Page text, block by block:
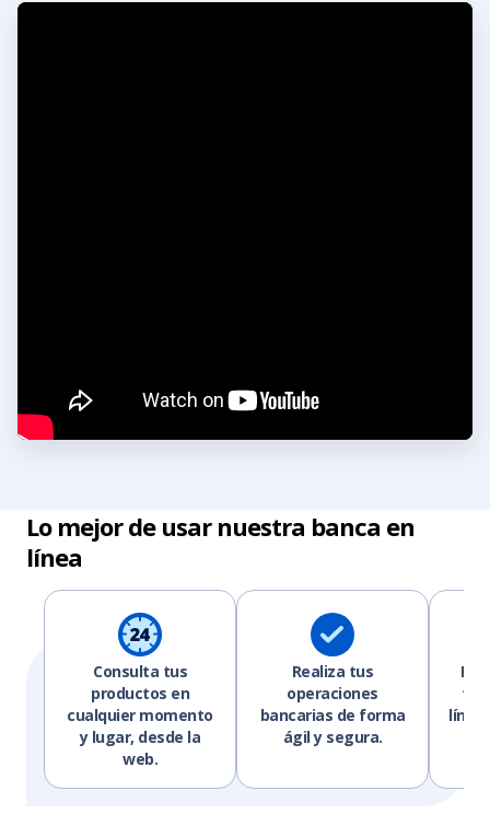
Lo mejor de usar nuestra banca en
línea
Consulta tus
productos en
cualquier momento
y lugar, desde la
web.
Realiza tus
operaciones
bancarias de forma
ágil y segura.
tus
línea